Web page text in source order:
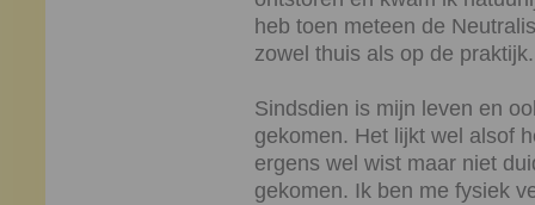
heb toen meteen de
zowel thuis als op de
Sindsdien is mijn leven en
gekomen. Het lijkt wel alsof
ergens wel wist maar niet
gekomen. Ik ben me fysiek